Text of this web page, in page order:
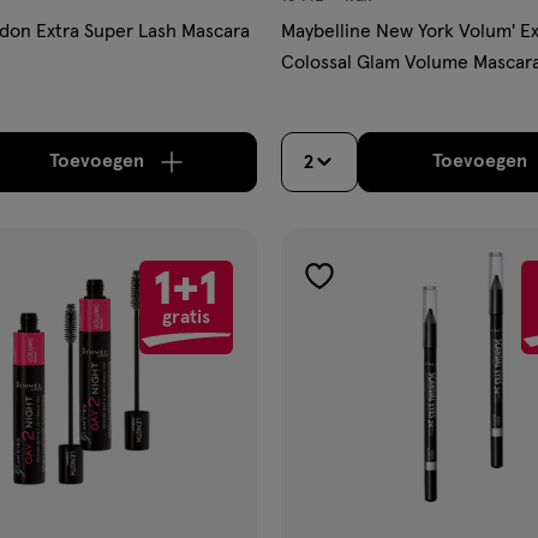
Extra Super Lash Mascara
Toevoegenverhoog aantal met één, Limiet bereikt.Je kan
Maybelline New York Volum'
Colossal Glam Volume
2 Toevoegen
1+1
gratis
toevoegen